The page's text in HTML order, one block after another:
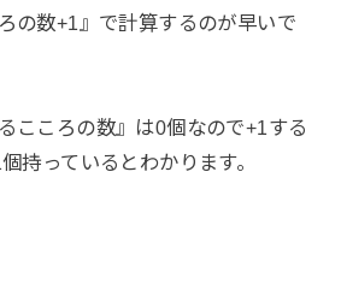
の数+1』で計算するのが早いで
こころの数』は0個なので+1する
持っているとわかります。